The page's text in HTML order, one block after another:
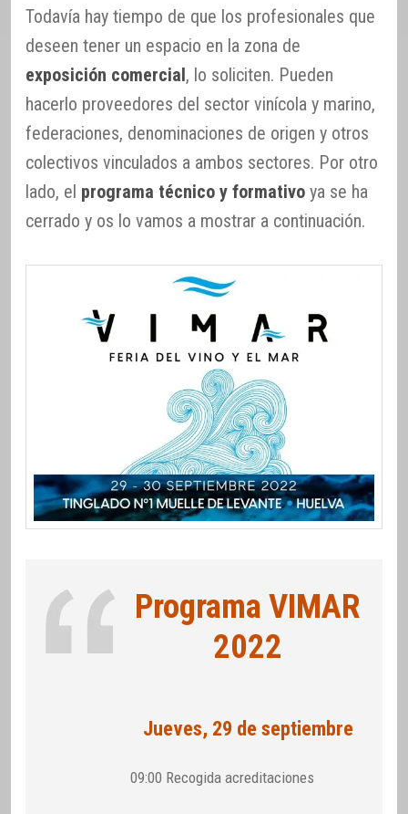
Todavía hay tiempo de que los profesionales que
deseen tener un espacio en la zona de
exposición comercial, lo soliciten. Pueden
hacerlo proveedores del sector vinícola y marino,
federaciones, denominaciones de origen y otros
colectivos vinculados a ambos sectores. Por otro
lado, el programa técnico y formativo ya se ha
cerrado y os lo vamos a mostrar a continuación.
Programa VIMAR
2022
Jueves, 29 de septiembre
09:00 Recogida acreditaciones